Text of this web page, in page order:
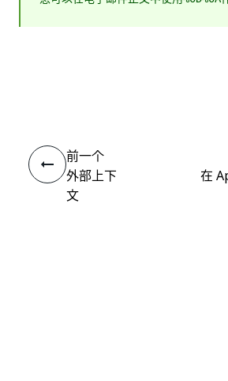
前一个
外部上下
文
在